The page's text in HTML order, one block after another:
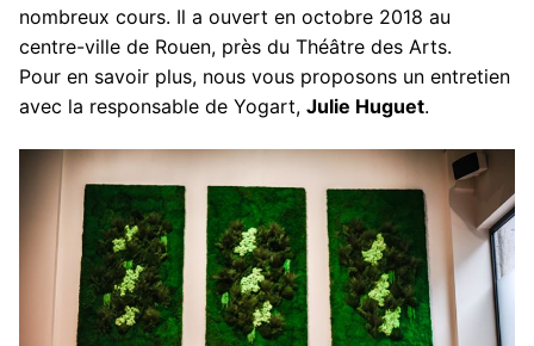
nombreux cours. Il a ouvert en octobre 2018 au
centre-ville de Rouen, près du Théâtre des Arts.
Pour en savoir plus, nous vous proposons un entretien
avec la responsable de Yogart, Julie Huguet.